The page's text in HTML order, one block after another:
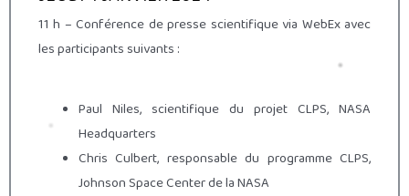
11 h – Conférence de presse scientifique via WebEx avec
les participants suivants :
Paul Niles, scientifique du projet CLPS, NASA
Headquarters
Chris Culbert, responsable du programme CLPS,
Johnson Space Center de la NASA